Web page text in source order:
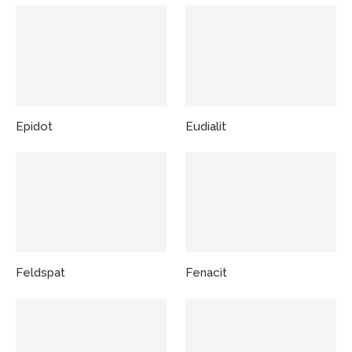
Epidot Eudialit
Feldspat Fenacit